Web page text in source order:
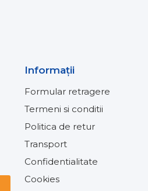
Informaţii
Formular retragere
Termeni si conditii
Politica de retur
Transport
Confidentialitate
Cookies